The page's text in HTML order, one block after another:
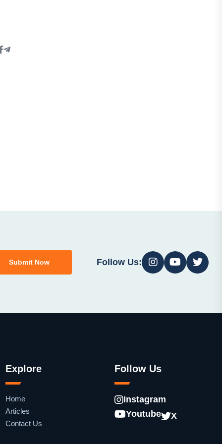
Submit Now Follow Us:
Explore
Home
Articles
Contact Us
Follow Us
Instagram
Youtube
X